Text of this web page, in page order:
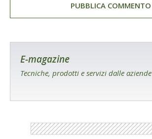
E-magazine
Tecniche, prodotti e servizi dalle aziende